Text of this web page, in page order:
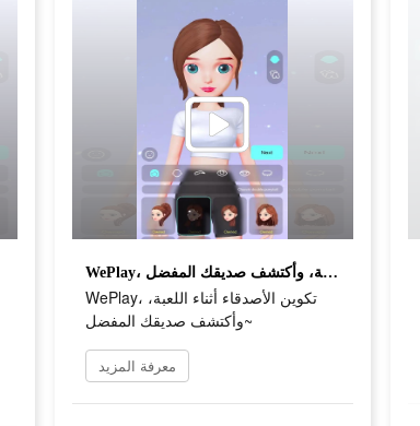
WePlay، تكوين الأصدقاء أثناء اللعبة، وأكتشف صديقك المفضل~
WePlay، تكوين الأصدقاء أثناء اللعبة،
وأكتشف صديقك المفضل~
معرفة المزيد